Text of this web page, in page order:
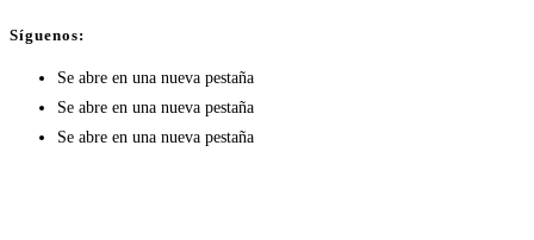
Síguenos:
Se abre en una nueva pestaña
Se abre en una nueva pestaña
Se abre en una nueva pestaña